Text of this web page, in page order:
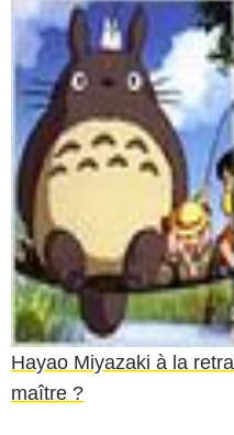
Hayao Miyazaki à la
maître ?